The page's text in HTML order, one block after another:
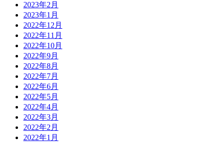
2023年2月
2023年1月
2022年12月
2022年11月
2022年10月
2022年9月
2022年8月
2022年7月
2022年6月
2022年5月
2022年4月
2022年3月
2022年2月
2022年1月